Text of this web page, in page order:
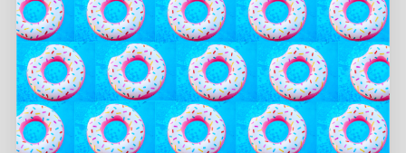
Egen import sikrer dig lave priser! Så du er altid sikret en god
handel.
Professionel support